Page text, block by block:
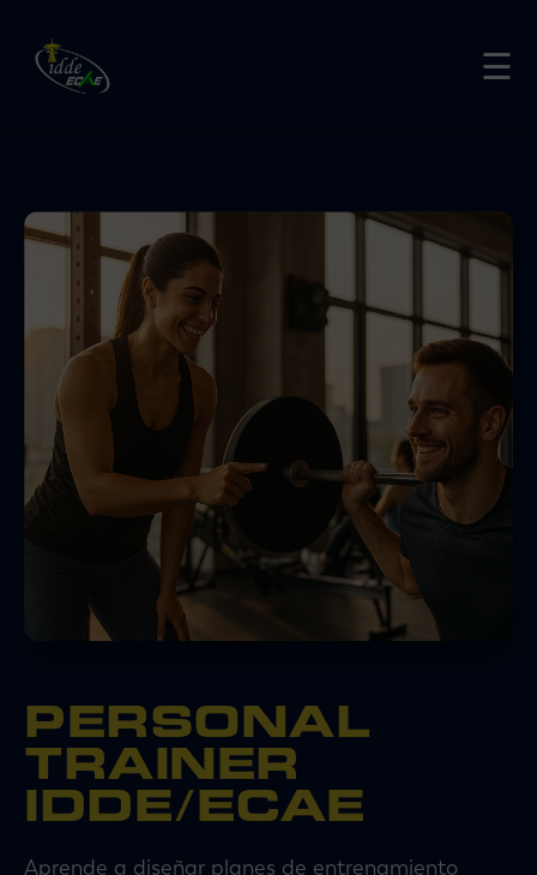
☰
ESTILOS ESPECÍFICOS: PERSONAL TRAINER
========================================== */
/* --- 1. HERO --- */
PERSONAL
TRAINER
IDDE/ECAE
Aprende a diseñar planes de entrenamiento